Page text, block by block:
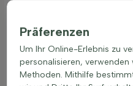
Formbäume lassen sich gut
dunklen Gartenecken sorgt
geschnittener Baum für
gepflanzt können
Präferenzen
Um Ihr Online-Erlebnis zu
personalisieren,
Methoden. Mithilfe